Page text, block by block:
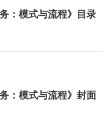
：模式与流程》目录
：模式与流程》封面